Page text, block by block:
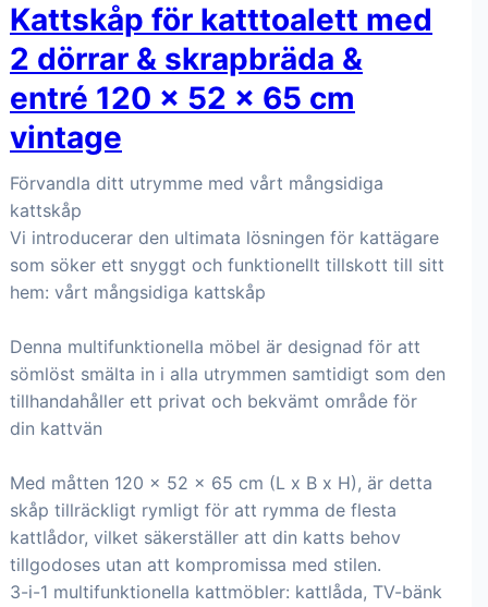
Kattskåp för katttoalett med
2 dörrar & skrapbräda &
entré 120 x 52 x 65 cm
vintage
Förvandla ditt utrymme med vårt mångsidiga
kattskåp
Vi introducerar den ultimata lösningen för kattägare
som söker ett snyggt och funktionellt tillskott till sitt
hem: vårt mångsidiga kattskåp
Denna multifunktionella möbel är designad för att
sömlöst smälta in i alla utrymmen samtidigt som den
tillhandahåller ett privat och bekvämt område för
din kattvän
Med måtten 120 x 52 x 65 cm (L x B x H), är detta
skåp tillräckligt rymligt för att rymma de flesta
kattlådor, vilket säkerställer att din katts behov
tillgodoses utan att kompromissa med stilen.
3-i-1 multifunktionella kattmöbler: kattlåda, TV-bänk